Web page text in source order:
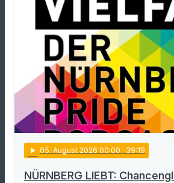
play_arrow 05. August 2026 00:00 · 39:19
NÜRNBERG LIEBT: